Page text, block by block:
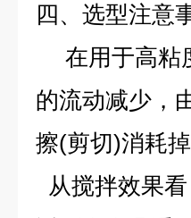
四、选型注意
在用于高粘
的流动减少，
擦(剪切)消耗
从搅拌效果